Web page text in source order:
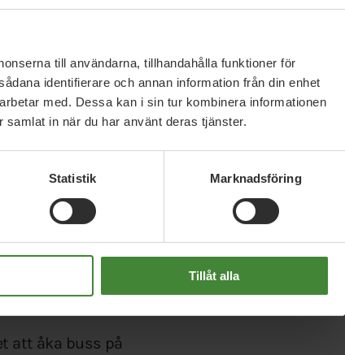
till användarna, tillhandahålla funktioner för
identifierare och annan information från din enhet
med. Dessa kan i sin tur kombinera informationen
in när du har använt deras tjänster.
Statistik Marknadsföring
Tillåt alla
för Säffle-
helger.
på
en ordinarie
till
att åka buss på
Slutet på menyn